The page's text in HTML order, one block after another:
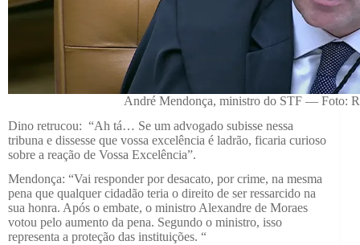
André Mendonça, ministro do STF — Foto:
Dino retrucou: “Ah tá… Se um advogado subisse nessa
tribuna e dissesse que vossa excelência é ladrão, ficaria curioso
sobre a reação de Vossa Excelência”.
Mendonça: “Vai responder por desacato, por crime, na mesma
pena que qualquer cidadão teria o direito de ser ressarcido na
sua honra. Após o embate, o ministro Alexandre de Moraes
votou pelo aumento da pena. Segundo o ministro, isso
representa a proteção das instituições. “